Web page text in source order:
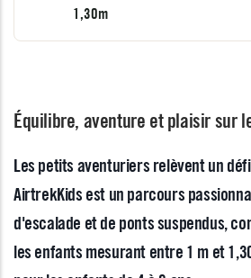
1,30m
Équilibre, aventure et plaisir sur
Les petits aventuriers relèvent un
AirtrekKids est un parcours
d'escalade et de ponts suspendus,
les enfants mesurant entre 1 m et